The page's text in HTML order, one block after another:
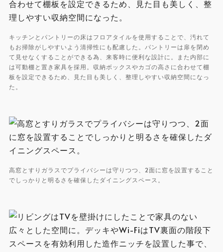
キッチンとパントリーの床はフロアタイルを使用することで、汚れて
もお掃除がしやすいよう清掃性にも配慮した。パントリーは扉を閉め
て見せなくすることができる為、来客時に便利な設計に。また内部に
は可動棚と置き家具を採用。収納ボックスやカゴの高さに合わせて棚
板を設定できるため、見た目も美しく、整理しやすい収納空間になっ
た。
高窓とすりガラスでプライバシーは守りつつ、2面に窓を設置すること
でしっかりと明るさを確保したダイニングスペース。